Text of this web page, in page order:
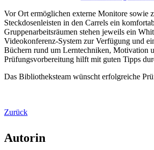
Vor Ort ermöglichen externe Monitore sowie
Steckdosenleisten in den Carrels ein
Gruppenarbeitsräumen stehen jeweils ein
Videokonferenz-System zur Verfügung und
Büchern rund um Lerntechniken, Motivation
Prüfungsvorbereitung hilft mit guten Tipps
Das Bibliotheksteam wünscht erfolgreiche
Zurück
Autorin